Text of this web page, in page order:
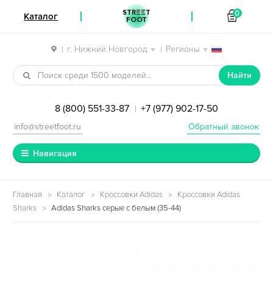
| г. Нижний Новгород | Регионы
Перейти к навигации
Перейти к содержимому
Найти
8 (800) 551-33-87 | +7 (977) 902-17-50
Обратный звонок
info@streetfoot.ru
Навигация
Главная Каталог Кроссовки Adidas
Кроссовки Adidas
Sharks
Adidas Sharks серые с белым (35-44)
Каталог STREET
FOOT
0